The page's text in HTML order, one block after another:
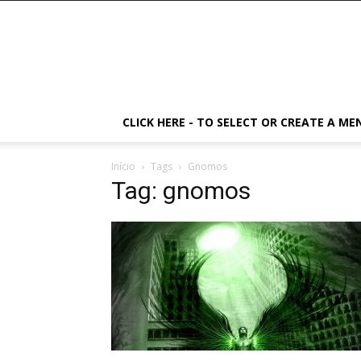
CLICK HERE - TO SELECT OR CREATE A
Início Tags Gnomos
Tag: gnomos